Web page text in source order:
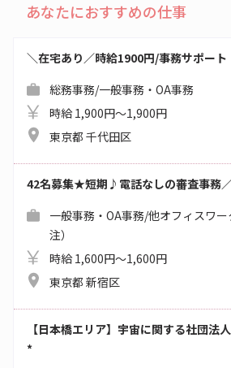
あなたにおすすめの仕事
＼在宅あり／時給1900円/事務サポー
総務事務/一般事務・OA事務
時給 1,900円～1,900円
東京都 千代田区
42名募集★短期♪電話なしの審査事務
一般事務・OA事務/他オフィスワ
注）
時給 1,600円～1,600円
東京都 新宿区
【日本橋エリア】宇宙に関する社団法
*